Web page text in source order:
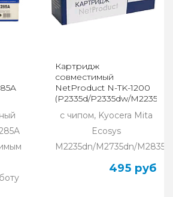
M1132MFP/Canon
Картридж
совместимый
NetProduct N-TK-1200
(P2335d/P2335dw/
с чипом, Kyocera Mita
Ecosys
M2235dn/M2735dn/
495 руб